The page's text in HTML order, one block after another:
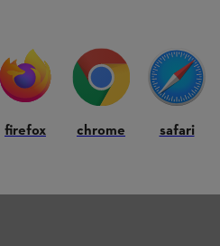
firefox chrome safari